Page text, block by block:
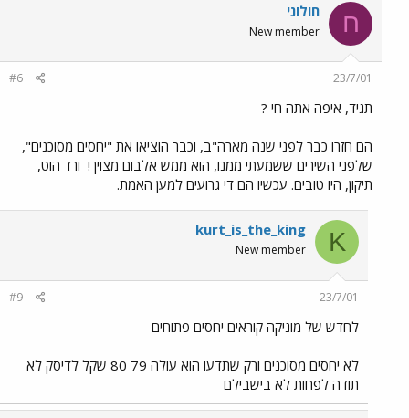
ח חולוני
New member
23/7/01
#6
תגיד, איפה אתה חי ?
הם חזרו כבר לפני שנה מארה"ב, וכבר הוציאו את "יחסים מסוכנים",
שלפני השירים ששמעתי ממנו, הוא ממש אלבום מצוין ! ורד הוט,
תיקון, היו טובים. עכשיו הם די גרועים למען האמת.
K
kurt_is_the_king
New member
23/7/01
#9
לחדש של מוניקה קוראים יחסים פתוחים
לא יחסים מסוכנים ורק שתדעו הוא עולה 79 80 שקל לדיסק לא
תודה לפחות לא בישבילם